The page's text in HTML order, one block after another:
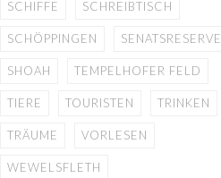
SCHIFFE SCHREIBTISCH
SCHÖPPINGEN SENATSRESERVE
SHOAH TEMPELHOFER FELD
TIERE TOURISTEN TRINKEN
TRÄUME VORLESEN
WEWELSFLETH